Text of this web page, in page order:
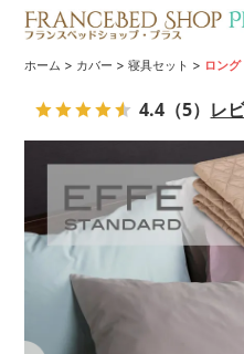
ホーム > カバー >寝具セット > ロン
4.4 （5） レ